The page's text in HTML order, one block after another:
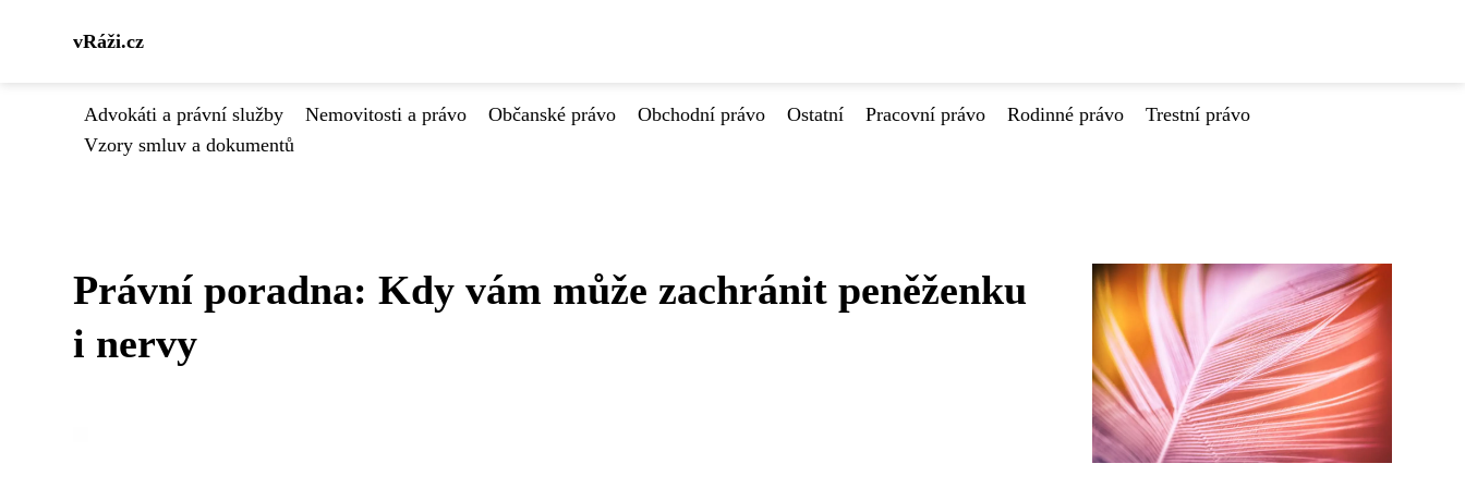
vRáži.cz
Advokáti a právní služby Nemovitosti a právo Občanské právo Obchodní právo Ostatní Pracovní právo Rodinné právo
Trestní právo
Vzory smluv a dokumentů
Právní poradna: Kdy vám může zachránit peněženku
i nervy